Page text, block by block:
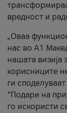
вредност и
„Оваа
нас во А1
нашата визија
корисниците
ги
“Подари на
го искористи